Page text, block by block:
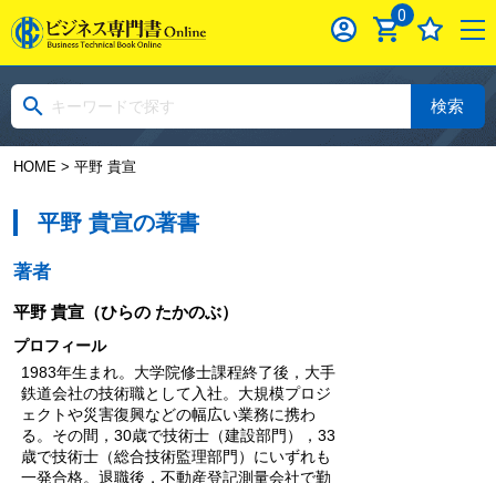
0
検索
HOME> 平野 貴宣
平野 貴宣の著書
著者
平野 貴宣（ひらの たかのぶ）
プロフィール
1983年生まれ。大学院修士課程終了後，大手
鉄道会社の技術職として入社。大規模プロジ
ェクトや災害復興などの幅広い業務に携わ
る。その間，30歳で技術士（建設部門），33
歳で技術士（総合技術監理部門）にいずれも
一発合格。退職後，不動産登記測量会社で勤